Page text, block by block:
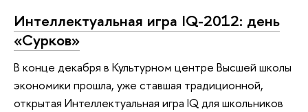
Интеллектуальная игра IQ-2012: день
«Сурков»
В конце декабря в Культурном центре Высшей школы
экономики прошла, уже ставшая традиционной,
открытая Интеллектуальная игра IQ для школьников